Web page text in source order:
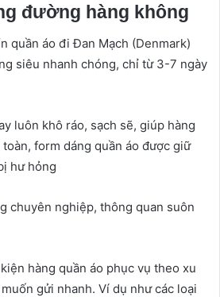
đường hàng không
quần áo đi Đan Mạch (Denmark)
siêu nhanh chóng, chỉ từ 3-7 ngày
luôn khô ráo, sạch sẽ, giúp hàng
form dáng quần áo được giữ
hư hỏng
chuyên nghiệp, thông quan suôn
hàng quần áo phục vụ theo xu
gửi nhanh. Ví dụ như các loại